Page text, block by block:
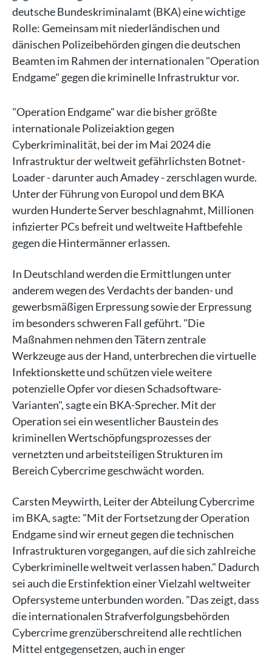
deutsche Bundeskriminalamt (BKA) eine wichtige
Rolle: Gemeinsam mit niederländischen und
dänischen Polizeibehörden gingen die deutschen
Beamten im Rahmen der internationalen "Operation
Endgame" gegen die kriminelle Infrastruktur vor.
"Operation Endgame" war die bisher größte
internationale Polizeiaktion gegen
Cyberkriminalität, bei der im Mai 2024 die
Infrastruktur der weltweit gefährlichsten Botnet-
Loader - darunter auch Amadey - zerschlagen wurde.
Unter der Führung von Europol und dem BKA
wurden Hunderte Server beschlagnahmt, Millionen
infizierter PCs befreit und weltweite Haftbefehle
gegen die Hintermänner erlassen.
In Deutschland werden die Ermittlungen unter
anderem wegen des Verdachts der banden- und
gewerbsmäßigen Erpressung sowie der Erpressung
im besonders schweren Fall geführt. "Die
Maßnahmen nehmen den Tätern zentrale
Werkzeuge aus der Hand, unterbrechen die virtuelle
Infektionskette und schützen viele weitere
potenzielle Opfer vor diesen Schadsoftware-
Varianten", sagte ein BKA-Sprecher. Mit der
Operation sei ein wesentlicher Baustein des
kriminellen Wertschöpfungsprozesses der
vernetzten und arbeitsteiligen Strukturen im
Bereich Cybercrime geschwächt worden.
Carsten Meywirth, Leiter der Abteilung Cybercrime
im BKA, sagte: "Mit der Fortsetzung der Operation
Endgame sind wir erneut gegen die technischen
Infrastrukturen vorgegangen, auf die sich zahlreiche
Cyberkriminelle weltweit verlassen haben." Dadurch
sei auch die Erstinfektion einer Vielzahl weltweiter
Opfersysteme unterbunden worden. "Das zeigt, dass
die internationalen Strafverfolgungsbehörden
Cybercrime grenzüberschreitend alle rechtlichen
Mittel entgegensetzen, auch in enger